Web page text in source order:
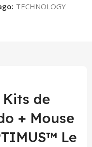
Kits de
+ Mouse
Le